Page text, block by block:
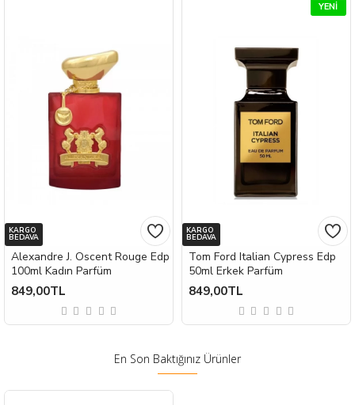
KARGO
BEDAVA
Alexandre J. Oscent Rouge Edp
100ml Kadın Parfüm
849,00TL
YENI
KARGO
BEDAVA
Tom Ford Italian Cypress Edp
50ml Erkek Parfüm
849,00TL
En Son Baktığınız Ürünler